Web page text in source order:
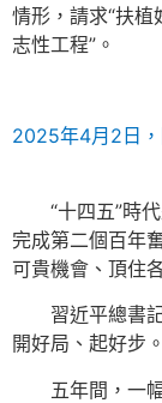
情形，請求“扶
志性工程”。
2025年4月2日
“十四五”時代
完成第二個百年
可貴機會、頂住
習近平總書記
開好局、起好步
五年間，一幅